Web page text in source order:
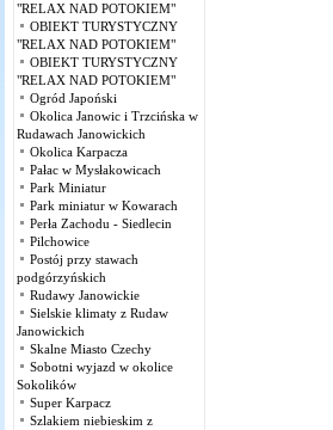
"RELAX NAD POTOKIEM"
OBIEKT TURYSTYCZNY
"RELAX NAD POTOKIEM"
OBIEKT TURYSTYCZNY
"RELAX NAD POTOKIEM"
Ogród Japoński
Okolica Janowic i Trzcińska w
Rudawach Janowickich
Okolica Karpacza
Pałac w Mysłakowicach
Park Miniatur
Park miniatur w Kowarach
Perła Zachodu - Siedlecin
Pilchowice
Postój przy stawach
podgórzyńskich
Rudawy Janowickie
Sielskie klimaty z Rudaw
Janowickich
Skalne Miasto Czechy
Sobotni wyjazd w okolice
Sokolików
Super Karpacz
Szlakiem niebieskim z